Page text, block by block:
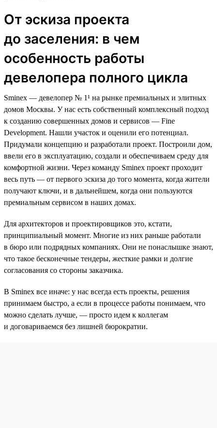
От эскиза проекта
до заселения: в чем
особенность работы
девелопера полного цикла
Sminex — девелопер № 1¹ на рынке премиальных и элитных
домов Москвы. У нас есть собственный комплексный подход
к созданию совершенных домов и сервисов — Fine
Development. Нашли участок и оценили его потенциал.
Придумали концепцию и разработали проект. Построили дом,
ввели его в эксплуатацию, создали и обеспечиваем среду для
комфортной жизни. Через команду Sminex проект проходит
весь путь — от первого эскиза до того момента, когда жители
получают ключи, и в дальнейшем, когда они пользуются
премиальным сервисом в наших домах.
Для архитекторов и проектировщиков это, кстати,
принципиальный момент. Многие из них раньше работали
в бюро или подрядных компаниях. Они не понаслышке знают,
что такое бесконечные тендеры, жесткие рамки и долгие
согласования со стороны заказчика.
В Sminex все иначе: у нас всегда есть проекты, решения
принимаем быстро, а если в процессе работы понимаем, что
можно сделать лучше, — просто идем к коллегам
и договариваемся без лишней бюрократии.